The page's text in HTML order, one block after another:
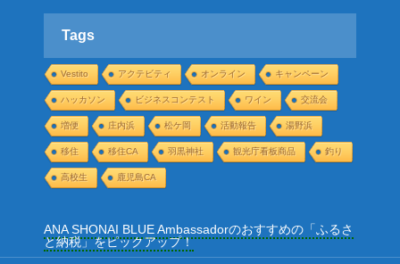
Tags
Vestito アクテビティ オンライン キャンペーン
ハッカソン ビジネスコンテスト ワイン 交流会
増便 庄内浜 松ケ岡 活動報告 湯野浜
移住 移住CA 羽黒神社 観光庁看板商品 釣り
高校生 鹿児島CA
ANA SHONAI BLUE Ambassadorのおすすめの「ふるさ
と納税」をピックアップ！